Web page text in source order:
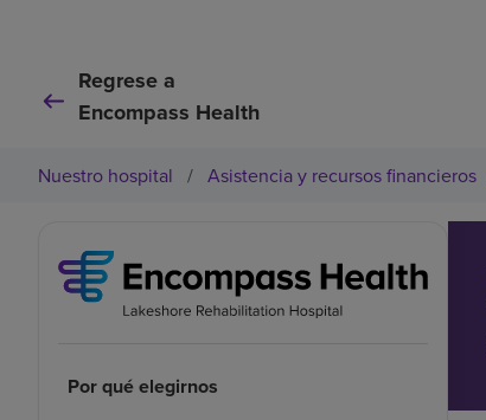
Regrese a
Encompass Health
Nuestro hospital / Asistencia y recursos financieros
Por qué elegirnos